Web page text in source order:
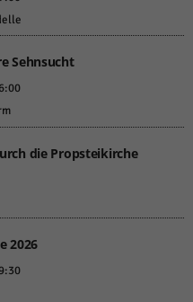
Sehnsucht
die Propsteikirche
2026